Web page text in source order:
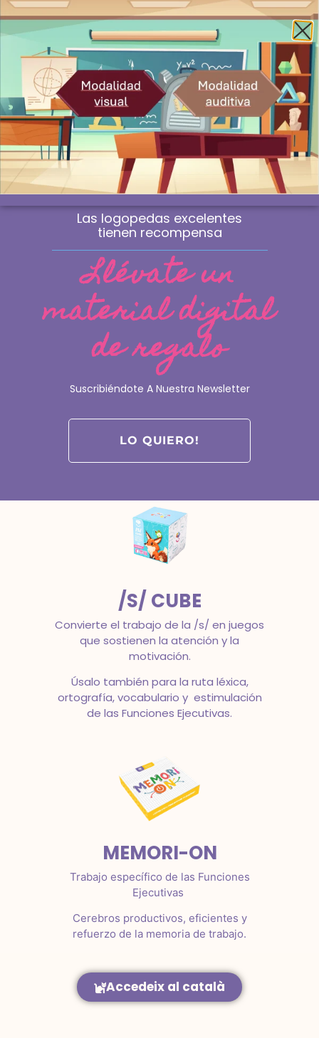
Envío gratis a la península a partir de 60€
¿Profesional? Compra sin IVA
WhatsApp
0
Material de logopedia
manipulativo
Las sesiones que marcan la diferencia
no se improvisan. Se eligen.
FONOCUBE
La tranquilidad de trabajar todos los
objetivos clave de la conciencia
Intervención en dislexia
/S/ CUBE
Convierte el trabajo de la /s/ en juegos
que sostienen la atención y la
motivación.
Úsalo también para la ruta léxica,
ortografía, vocabulario y estimulación
de las Funciones Ejecutivas.
MEMORI-ON
Trabajo específico de las Funciones
Ejecutivas
Cerebros productivos, eficientes y
refuerzo de la memoria de trabajo.
Accedeix al català
Las logopedas excelentes
tienen recompensa
Llévate un
material digital
de regalo
Suscribiéndote A Nuestra Newsletter
LO QUIERO!